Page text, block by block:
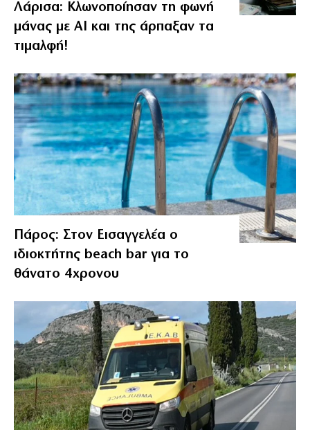
Λάρισα: Κλωνοποίησαν τη φωνή
μάνας με AI και της άρπαξαν τα
τιμαλφή!
Πάρος: Στον Εισαγγελέα ο
ιδιοκτήτης beach bar για το
θάνατο 4χρονου